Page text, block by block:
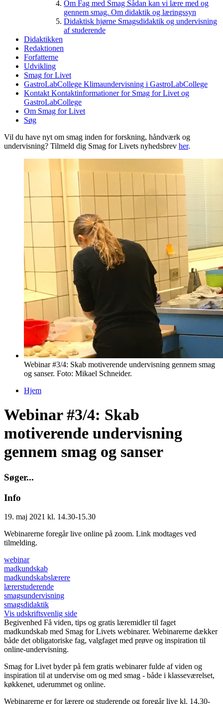
Om Fag med Smag Sådan kan vi lære med og
gennem smag. Om didaktik og læringssyn
Didaktisk hjørne Smagsdidaktik og undervisning
af studerende
Didaktikken
Redaktionen
Forfatterne
Udvikling
Smag for Livet
GastroLabCollege Klimaundervisning i GastroLabCollege
Kontakt Kontaktinformationer for Smag for Livet og
GastroLabCollege
Om Smag for Livet
Søg
Vil du have nyt om smag inden for forskning, håndværk og
undervisning? Tilmeld dig Smag for Livets nyhedsbrev her.
Webinar #3/4: Skab motiverende undervisning gennem smag
og sanser. Foto: Mikael Schneider.
Hjem
Webinar #3/4: Skab
motiverende undervisning
gennem smag og sanser
Søger...
Info
19. maj 2021 kl. 14.30-15.30
Webinarerne foregår live online på zoom. Link modtages ved
tilmelding.
webinar
madkundskab
madkundskabslærere
lærerstuderende
smagsundervisning
smagsdidaktik
Vis udskriftsvenlig side
Begivenhed Få viden, tips og gratis læremidler til faget
madkundskab med Smag for Livets webinarer. Webinarerne dækker
både det obligatoriske fag, valgfaget med prøve og inspiration til
online-undervisning.
Smag for Livet byder på fem gratis webinarer fulde af viden og
inspiration til at undervise om og med smag - både i klasseværelset,
køkkenet, uderummet og online.
Webinarerne er for lærere og studerende og foregår live kl. 14.30-